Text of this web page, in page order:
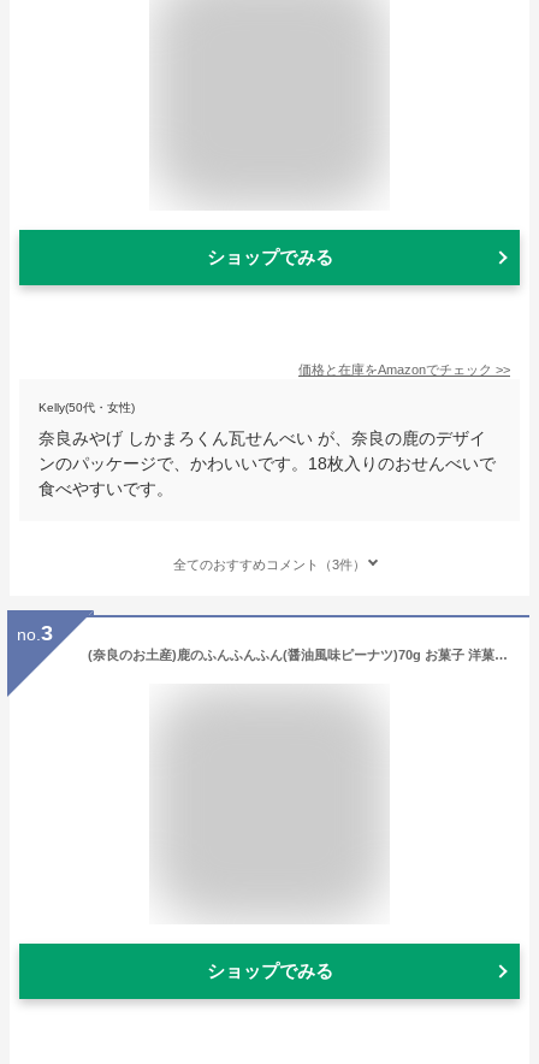
ショップでみる
価格と在庫をAmazonでチェック >>
Kelly(50代・女性)
奈良みやげ しかまろくん瓦せんべい が、奈良の鹿のデザイ
ンのパッケージで、かわいいです。18枚入りのおせんべいで
食べやすいです。
全てのおすすめコメント（3件）
no. 3
(奈良のお土産)鹿のふんふんふん(醤油風味ピーナツ)70g お菓子 洋菓子 豆菓子 ギフト プレゼント かわいい しか 修学旅行 奈良限定
ショップでみる